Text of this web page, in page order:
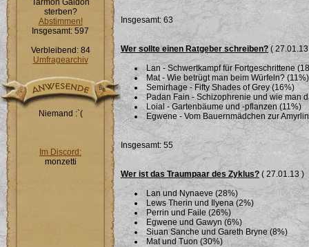
Tarmon Gaidon
sterben?
Abstimmen!
Insgesamt: 597
Verbleibend: 84
Umfragearchiv
Niemand :`(
Im Discord:
monzetti
Insgesamt: 63
Wer sollte einen Ratgeber schreiben? (
Lan - Schwertkampf für Fortgeschrittene
Mat - Wie betrügt man beim Würfeln? (11%)
Semirhage - Fifty Shades of Grey (16%)
Padan Fain - Schizophrenie und wie man
Loial - Gartenbäume und -pflanzen (11%)
Egwene - Vom Bauernmädchen zur
Insgesamt: 55
Wer ist das Traumpaar des Zyklus? ( 27.01.13 )
Lan und Nynaeve (28%)
Lews Therin und Ilyena (2%)
Perrin und Faile (26%)
Egwene und Gawyn (6%)
Siuan Sanche und Gareth Bryne (8%)
Mat und Tuon (30%)